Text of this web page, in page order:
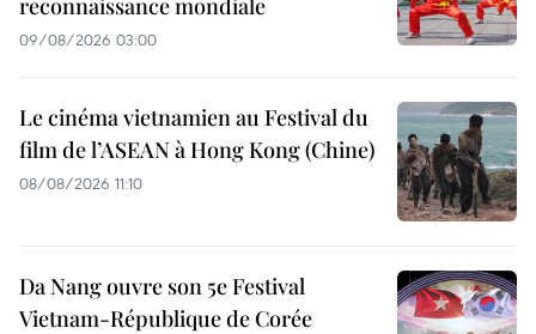
09/08/2026 03:00
Le cinéma vietnamien au Festival du
film de l’ASEAN à Hong Kong (Chine)
08/08/2026 11:10
Da Nang ouvre son 5e Festival
Vietnam-République de Corée